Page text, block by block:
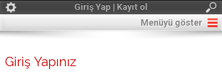
Giriş Yap | Kayıt ol
Menüyü göster
Giriş Yapınız